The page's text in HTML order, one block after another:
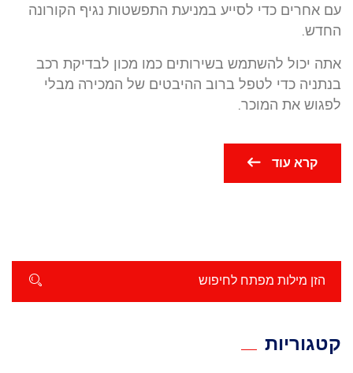
עם אחרים כדי לסייע במניעת התפשטות נגיף הקורונה
החדש.
אתה יכול להשתמש בשירותים כמו מכון לבדיקת רכב
בנתניה כדי לטפל ברוב ההיבטים של המכירה מבלי
לפגוש את המוכר.
קרא עוד
קטגוריות